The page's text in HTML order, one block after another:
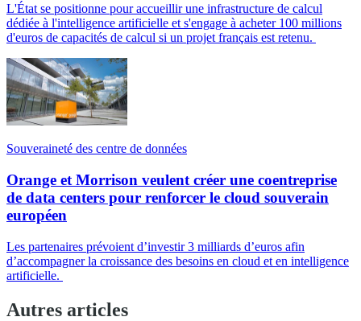
L'État se positionne pour accueillir une infrastructure de calcul
dédiée à l'intelligence artificielle et s'engage à acheter 100 millions
d'euros de capacités de calcul si un projet français est retenu.
Souveraineté des centre de données
Orange et Morrison veulent créer une coentreprise
de data centers pour renforcer le cloud souverain
européen
Les partenaires prévoient d’investir 3 milliards d’euros afin
d’accompagner la croissance des besoins en cloud et en intelligence
artificielle.
Autres articles